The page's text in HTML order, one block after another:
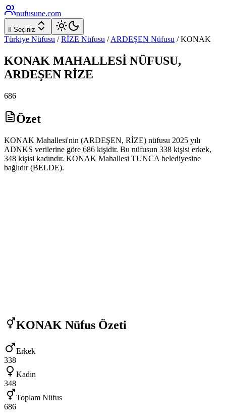
nufusune.com
İl Seçiniz
Türkiye Nüfusu / RİZE Nüfusu / ARDEŞEN Nüfusu /KONAK
KONAK MAHALLESİ NÜFUSU,
ARDEŞEN RİZE
686
Özet
KONAK Mahallesi'nin (ARDEŞEN, RİZE) nüfusu 2025 yılı
ADNKS verilerine göre 686 kişidir. Bu nüfusun 338 kişisi erkek,
348 kişisi kadındır. KONAK Mahallesi TUNCA belediyesine
bağlıdır (BELDE).
KONAK Nüfus Özeti
Erkek
338
Kadın
348
Toplam Nüfus
686